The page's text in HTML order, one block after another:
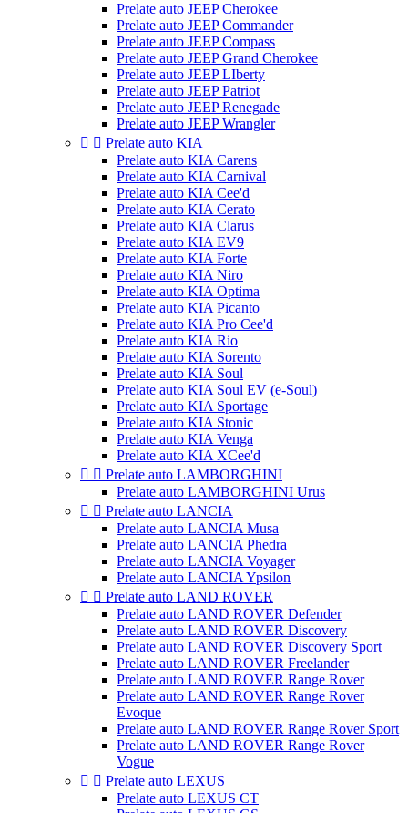
Prelate auto JEEP Cherokee
Prelate auto JEEP Commander
Prelate auto JEEP Compass
Prelate auto JEEP Grand Cherokee
Prelate auto JEEP LIberty
Prelate auto JEEP Patriot
Prelate auto JEEP Renegade
Prelate auto JEEP Wrangler
  Prelate auto KIA
Prelate auto KIA Carens
Prelate auto KIA Carnival
Prelate auto KIA Cee'd
Prelate auto KIA Cerato
Prelate auto KIA Clarus
Prelate auto KIA EV9
Prelate auto KIA Forte
Prelate auto KIA Niro
Prelate auto KIA Optima
Prelate auto KIA Picanto
Prelate auto KIA Pro Cee'd
Prelate auto KIA Rio
Prelate auto KIA Sorento
Prelate auto KIA Soul
Prelate auto KIA Soul EV (e-Soul)
Prelate auto KIA Sportage
Prelate auto KIA Stonic
Prelate auto KIA Venga
Prelate auto KIA XCee'd
  Prelate auto LAMBORGHINI
Prelate auto LAMBORGHINI Urus
  Prelate auto LANCIA
Prelate auto LANCIA Musa
Prelate auto LANCIA Phedra
Prelate auto LANCIA Voyager
Prelate auto LANCIA Ypsilon
  Prelate auto LAND ROVER
Prelate auto LAND ROVER Defender
Prelate auto LAND ROVER Discovery
Prelate auto LAND ROVER Discovery Sport
Prelate auto LAND ROVER Freelander
Prelate auto LAND ROVER Range Rover
Prelate auto LAND ROVER Range Rover
Evoque
Prelate auto LAND ROVER Range Rover Sport
Prelate auto LAND ROVER Range Rover
Vogue
  Prelate auto LEXUS
Prelate auto LEXUS CT